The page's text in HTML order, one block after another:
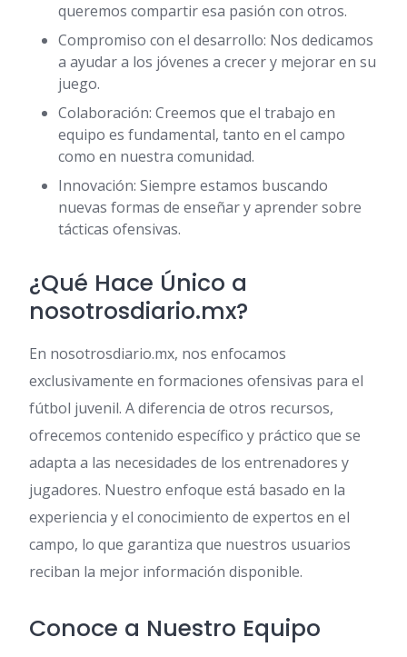
queremos compartir esa pasión con otros.
Compromiso con el desarrollo: Nos dedicamos
a ayudar a los jóvenes a crecer y mejorar en su
juego.
Colaboración: Creemos que el trabajo en
equipo es fundamental, tanto en el campo
como en nuestra comunidad.
Innovación: Siempre estamos buscando
nuevas formas de enseñar y aprender sobre
tácticas ofensivas.
¿Qué Hace Único a
nosotrosdiario.mx?
En nosotrosdiario.mx, nos enfocamos
exclusivamente en formaciones ofensivas para el
fútbol juvenil. A diferencia de otros recursos,
ofrecemos contenido específico y práctico que se
adapta a las necesidades de los entrenadores y
jugadores. Nuestro enfoque está basado en la
experiencia y el conocimiento de expertos en el
campo, lo que garantiza que nuestros usuarios
reciban la mejor información disponible.
Conoce a Nuestro Equipo